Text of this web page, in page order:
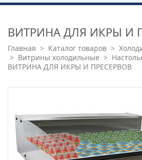
ВИТРИНА ДЛЯ ИКРЫ И
Главная > Каталог товаров >
> Витрины холодильные >
ВИТРИНА ДЛЯ ИКРЫ И ПРЕСЕРВОВ